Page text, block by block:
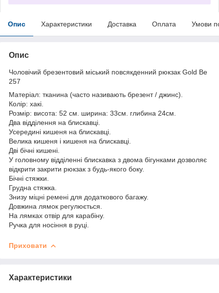
Опис Характеристики Доставка Оплата Умови
Опис
Чоловічий брезентовий міський повсякденний рюкзак Gold Be
257
Матеріал: тканина (часто називають брезент / джинс).
Колір: хакі.
Розмір: висота: 52 см. ширина: 33см. глибина 24см.
Два відділення на блискавці.
Усередині кишеня на блискавці.
Велика кишеня і кишеня на блискавці.
Дві бічні кишені.
У головному відділенні блискавка з двома бігунками дозволяє
відкрити закрити рюкзак з будь-якого боку.
Бічні стяжки.
Грудна стяжка.
Знизу міцні ремені для додаткового багажу.
Довжина лямок регулюється.
На лямках отвір для карабіну.
Ручка для носіння в руці.
Приховати
Характеристики